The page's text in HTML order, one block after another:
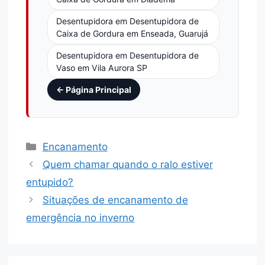
Desentupidora em Desentupidora de
Caixa de Gordura em Enseada, Guarujá
Desentupidora em Desentupidora de
Vaso em Vila Aurora SP
← Página Principal
Encanamento
Quem chamar quando o ralo estiver
entupido?
Situações de encanamento de
emergência no inverno